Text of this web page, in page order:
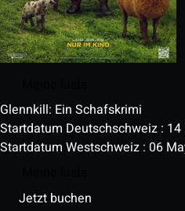
Glennkill: Ein Schafskrimi
Startdatum Deutschschweiz :
Startdatum Westschweiz : 06
Jetzt buchen